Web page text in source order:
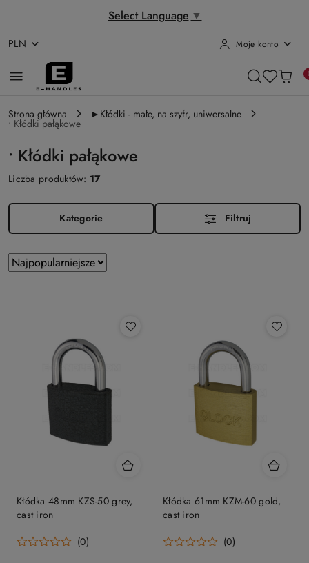
Select Language ▼
Przejdź do treści głównej
Przejdź do wyszukiwarki
Przejdź do moje konto
Przejdź do menu głównego
Przejdź do stopki
PLN Moje konto
Strona główna ►Kłódki - małe, na szyfr, uniwersalne
• Kłódki pałąkowe
• Kłódki pałąkowe
Liczba produktów: 17
Kategorie Filtruj
Zastosowano
sortowanie:
Sortuj
według
Kłódka 48mm KZS-50 grey,
cast iron
(0)
Kłódka 61mm KZM-60 gold,
cast iron
(0)